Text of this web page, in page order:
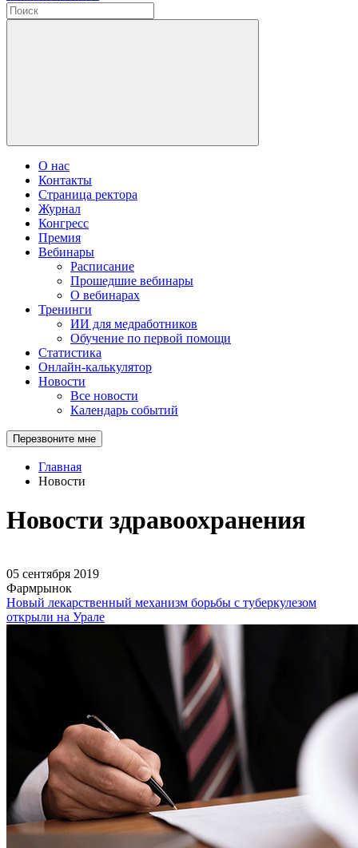
О нас
Контакты
Страница ректора
Журнал
Конгресс
Премия
Вебинары
Расписание
Прошедшие вебинары
О вебинарах
Тренинги
ИИ для медработников
Обучение по первой помощи
Статистика
Онлайн-калькулятор
Новости
Все новости
Календарь событий
Перезвоните мне
Главная
Новости
Новости здравоохранения
05 сентября 2019
Фармрынок
Новый лекарственный механизм борьбы с туберкулезом
открыли на Урале